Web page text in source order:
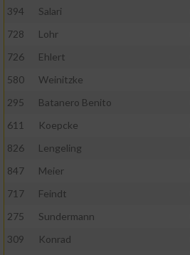
394
Salari
728
Lohr
726
Ehlert
580
Weinitzke
295
Batanero Benito
611
Koepcke
826
Lengeling
847
Meier
717
Feindt
275
Sundermann
309
Konrad